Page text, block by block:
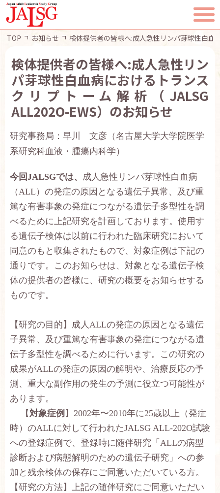
TOP
JALSGとは
活動報告
一般・患者様へ
会員ページ
お問い合わせ
English
TOP お知らせ 検体提供者の皆様へ:成人急性リンパ芽球性白血
検体提供者の皆様へ:成人急性リン
パ芽球性白血病におけるトランス
クリプトーム解析（JALSG
ALL202O-EWS）のお知らせ
研究事務局：早川 文彦（名古屋大学大学院医学
系研究科血液・腫瘍内科学）
今回JALSGでは、 成人急性リンパ芽球性白血病
（ALL ）の発症の原因となる遺伝子異常、及び重
篤な有害事象の発症につながる遺伝子多型性を調
べるために上記研究を計画しております。使用す
る遺伝子検体は以前に行われた臨床研究において
同意のもと収集されたもので、対象症例は下記の
通りです。このお知らせは、対象となる遺伝子検
体の提供者の皆様に、研究の概要をお知らせする
ものです。
【研究の目的】成人ALLの発症の原因となる遺伝
子異常、及び重篤な有害事象の発症につながる遺
伝子多型性を調べるために行います。この研究の
成果がALLの発症の原因の解明や、治療反応の予
測、重大な副作用の発生の予測に役立つ可能性が
あります。
【対象症例 】 2002年〜2010年に25歳以上（発症
時）のALLに対して行われたJALSG ALL-202O試験
への登録症例で、登録時に随伴研究「 ALLの病型
診断および病態解明のための遺伝子研究」への参
加と残余検体の保存にご同意いただいている方。
【研究の方法】上記の随伴研究にご同意いただい